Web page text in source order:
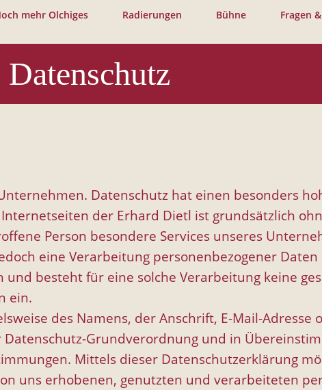
Jump to navigation
mehr Olchiges Radierungen Bühne Fragen
Datenschutz
Datenschutz hat einen besonders
der Erhard Dietl ist grundsätzlich
Person besondere Services unseres
eine Verarbeitung personenbezogener
besteht für eine solche Verarbeitung keine
ein.
des Namens, der Anschrift, E-Mail-
Grundverordnung und in
Mittels dieser Datenschutzerklärung
uns erhobenen, genutzten und verarbeiteten